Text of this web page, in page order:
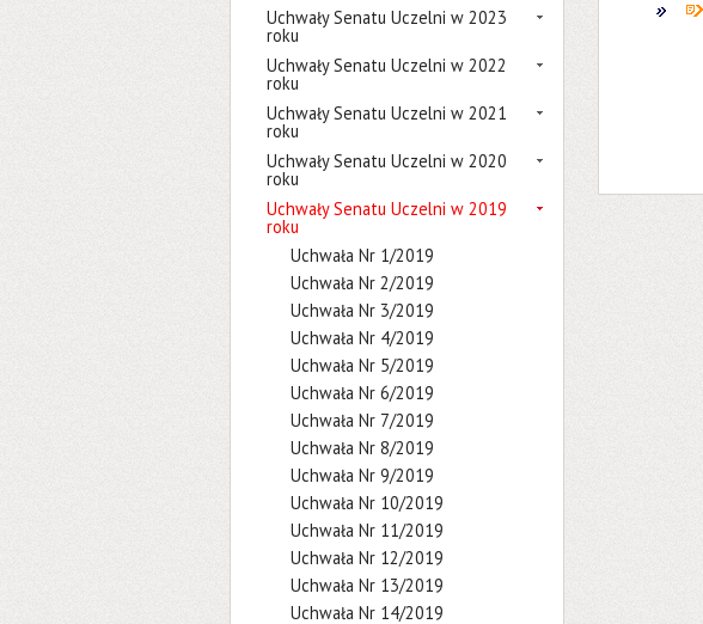
Uchwały Senatu Uczelni w 2023
roku
Uchwały Senatu Uczelni w 2022
roku
Uchwały Senatu Uczelni w 2021
roku
Uchwały Senatu Uczelni w 2020
roku
Uchwały Senatu Uczelni w 2019
roku
Uchwała Nr 1/2019
Uchwała Nr 2/2019
Uchwała Nr 3/2019
Uchwała Nr 4/2019
Uchwała Nr 5/2019
Uchwała Nr 6/2019
Uchwała Nr 7/2019
Uchwała Nr 8/2019
Uchwała Nr 9/2019
Uchwała Nr 10/2019
Uchwała Nr 11/2019
Uchwała Nr 12/2019
Uchwała Nr 13/2019
Uchwała Nr 14/2019